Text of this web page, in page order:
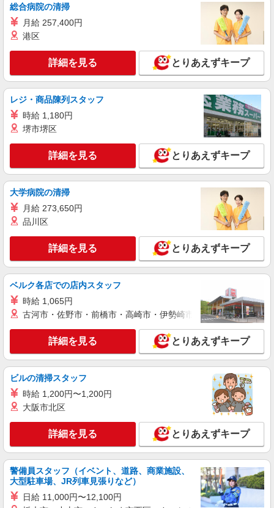
総合病院の清掃
月給 257,400円
港区
詳細を見る とりあえずキープ
レジ・商品陳列スタッフ
時給 1,180円
堺市堺区
詳細を見る とりあえずキープ
大学病院の清掃
月給 273,650円
品川区
詳細を見る とりあえずキープ
ベルク各店での店内スタッフ
時給 1,065円
古河市・佐野市・前橋市・高崎市・伊勢崎市・太田市・館林市
詳細を見る とりあえずキープ
ビルの清掃スタッフ
時給 1,200円〜1,200円
大阪市北区
詳細を見る とりあえずキープ
警備員スタッフ（イベント、道路、商業施設、
大型駐車場、JR列車見張りなど）
日給 11,000円〜12,100円